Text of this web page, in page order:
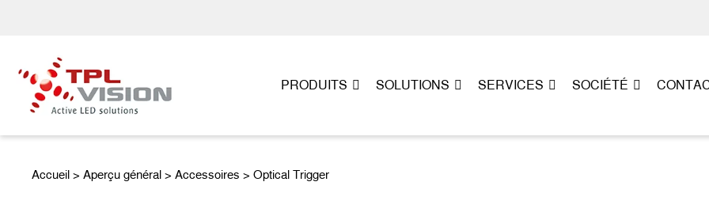
PRODUITS SOLUTIONS SERVICES SOCIÉTÉ
Accueil > Aperçu général > Accessoires > Optical Trigger